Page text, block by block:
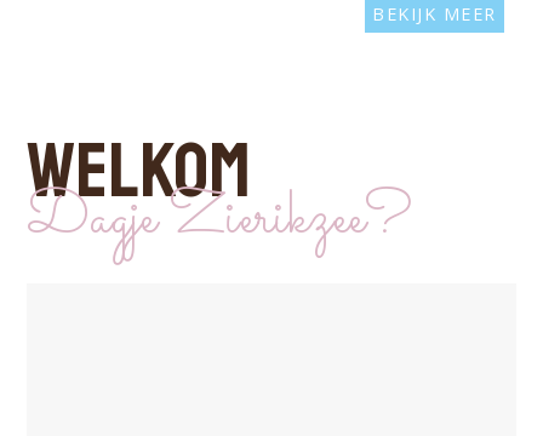
BEKIJK MEER
WELKOM
Dagje Zierikzee?